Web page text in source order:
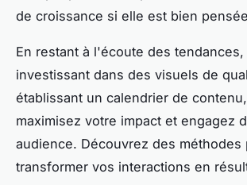
de croissance si elle est bien
En restant à l'écoute des tendances,
investissant dans des visuels de
établissant un calendrier de
maximisez votre impact et engagez
audience. Découvrez des méthodes
transformer vos interactions en